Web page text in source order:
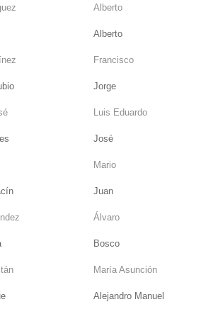
Alberto
Alberto
Francisco
Jorge
Luis Eduardo
José
Mario
Juan
Álvaro
Bosco
María Asunción
Alejandro Manuel